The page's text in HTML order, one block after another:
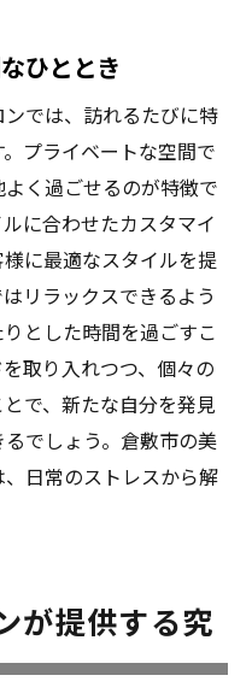
ひととき
では、訪れるたびに特
プライベートな空間で
く過ごせるのが特徴で
に合わせたカスタマイ
に最適なスタイルを提
リラックスできるよう
とした時間を過ごすこ
取り入れつつ、個々の
で、新たな自分を発見
でしょう。倉敷市の美
日常のストレスから解
が提供する究